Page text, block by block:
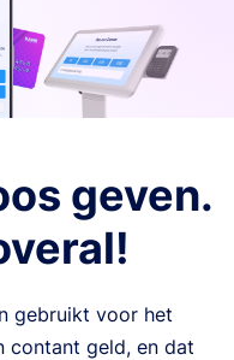
geven.
gebruikt voor het
contant geld, en dat